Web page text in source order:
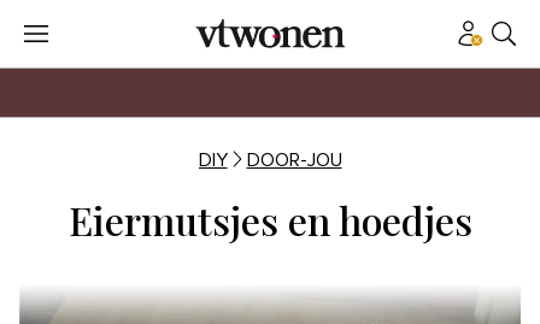
DIY DOOR-JOU
Eiermutsjes en hoedjes